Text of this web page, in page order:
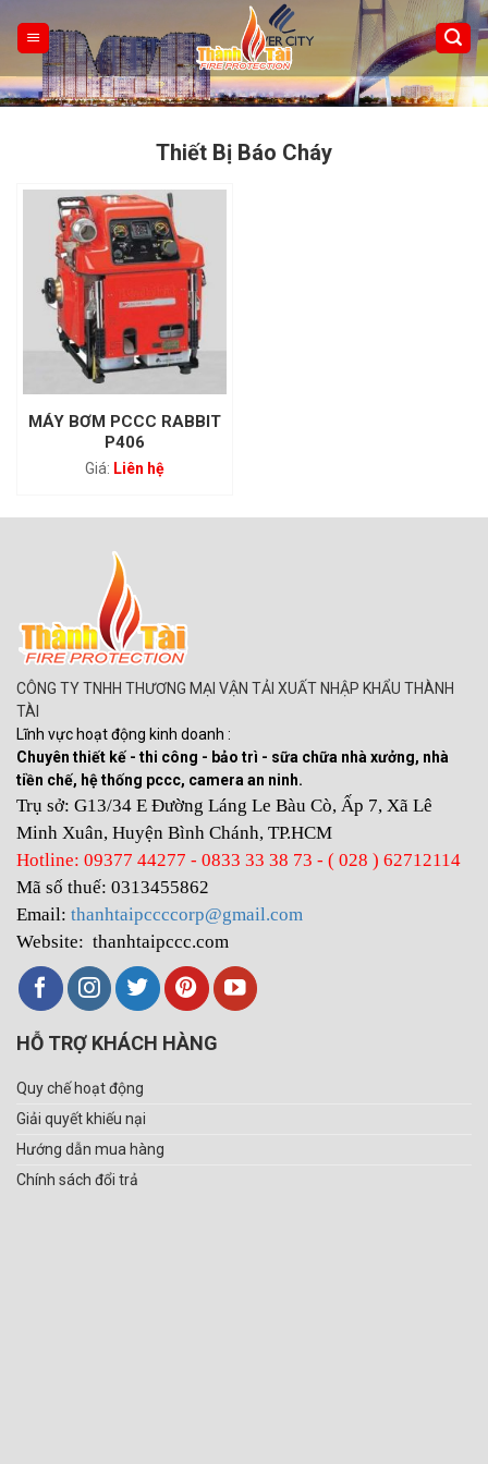
content
Thiết Bị Báo Cháy
MÁY BƠM PCCC RABBIT
P406
Liên hệ
CÔNG TY TNHH THƯƠNG MẠI VẬN TẢI XUẤT NHẬP KHẨU THÀNH
TÀI
Lĩnh vực hoạt động kinh doanh :
Chuyên thiết kế - thi công - bảo trì - sữa chữa nhà xưởng, nhà
tiền chế, hệ thống pccc, camera an ninh.
Trụ sở: G13/34 E Đường Láng Le Bàu Cò, Ấp 7, Xã Lê
Minh Xuân, Huyện Bình Chánh, TP.HCM
Hotline: 09377 44277 - 0833 33 38 73 - ( 028 ) 62712114
Mã số thuế: 0313455862
Email: thanhtaipccccorp@gmail.com
Website: thanhtaipccc.com
HỖ TRỢ KHÁCH HÀNG
Quy chế hoạt động
Giải quyết khiếu nại
Hướng dẫn mua hàng
Chính sách đổi trả